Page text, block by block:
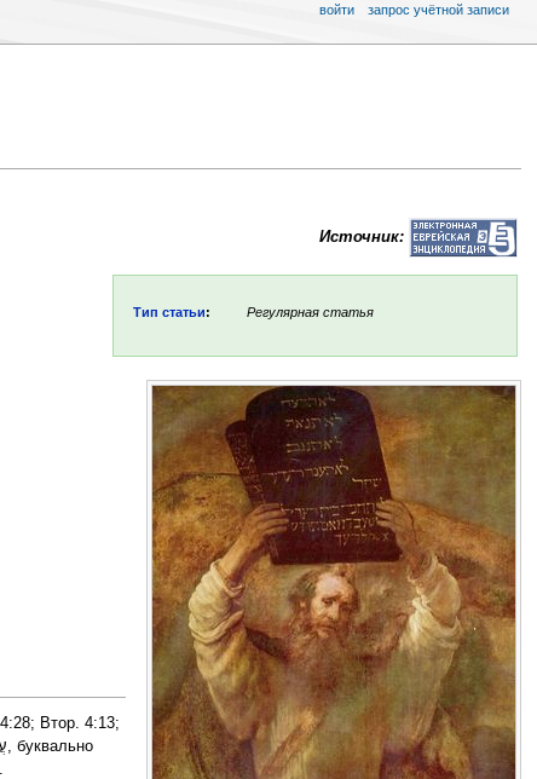
Источник:
Тип статьи: Регулярная статья
войти запрос учётной записи